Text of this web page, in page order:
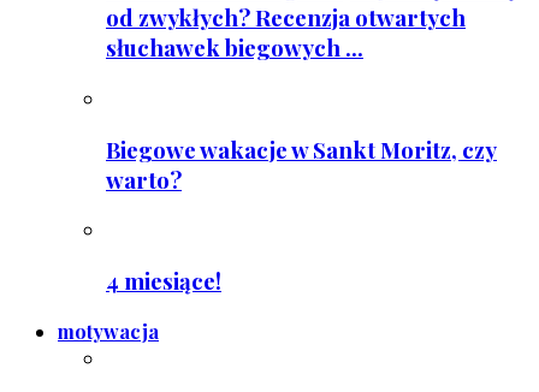
od zwykłych? Recenzja otwartych
słuchawek biegowych ...
Biegowe wakacje w Sankt Moritz, czy
warto?
4 miesiące!
motywacja